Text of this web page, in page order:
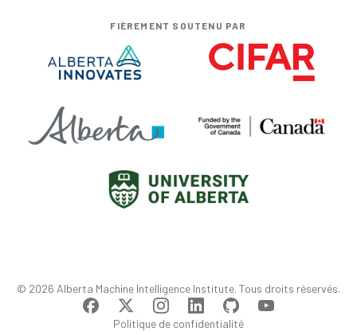
FIÈREMENT SOUTENU PAR
© 2026 Alberta Machine Intelligence Institute. Tous droits réservés.
Politique de confidentialité